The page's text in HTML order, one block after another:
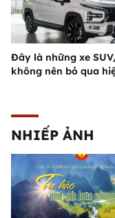
Đây là những xe
không nên bỏ qua
NHIẾP ẢNH